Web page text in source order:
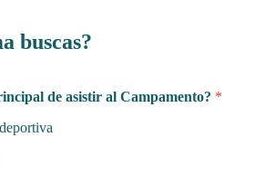
buscas?
de asistir al Campamento? *